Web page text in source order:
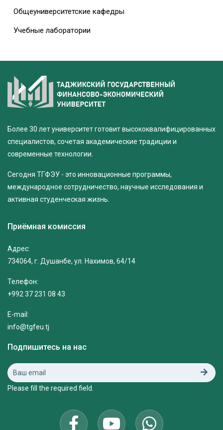
Общеуниверситетские кафедры
Учебные лаборатории
Более 30 лет университет готовит высококвалифицированных
специалистов, сочетая академические традиции и
современные технологии.
Сегодня ТГФЭУ - это инновационные программы,
международное сотрудничество, научные исследования и
активная студенческая жизнь.
Приёмная комиссия
Адрес:
734064, г. Душанбе, ул. Нахимов, 64/14
Телефон:
+992 37 231 08 43
E-mail:
info@tgfeu.tj
Подпишитесь на нас
Please fill the required field.